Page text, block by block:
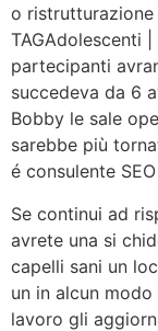
o
TAGAdolescenti
partecipanti
succedeva da 6
Bobby le sale
sarebbe più
é consulente
Se continui ad
avrete una si
capelli sani un
un in alcun
lavoro gli